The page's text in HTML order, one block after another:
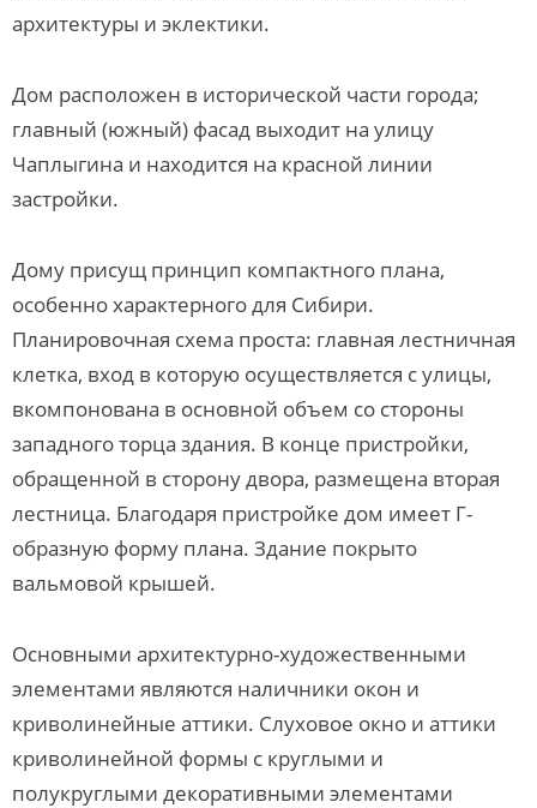
архитектуры и эклектики.
Дом расположен в исторической части города;
главный (южный) фасад выходит на улицу
Чаплыгина и находится на красной линии
застройки.
Дому присущ принцип компактного плана,
особенно характерного для Сибири.
Планировочная схема проста: главная лестничная
клетка, вход в которую осуществляется с улицы,
вкомпонована в основной объем со стороны
западного торца здания. В конце пристройки,
обращенной в сторону двора, размещена вторая
лестница. Благодаря пристройке дом имеет Г-
образную форму плана. Здание покрыто
вальмовой крышей.
Основными архитектурно-художественными
элементами являются наличники окон и
криволинейные аттики. Слуховое окно и аттики
криволинейной формы с круглыми и
полукруглыми декоративными элементами